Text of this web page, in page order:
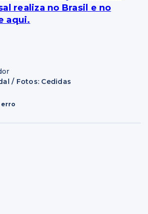
realiza no Brasil e no
aqui.
/ Fotos: Cedidas
erro